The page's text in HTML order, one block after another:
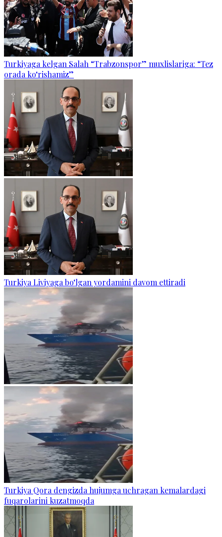
Turkiyaga kelgan Salah “Trabzonspor” muxlislariga: “Tez
orada ko‘rishamiz”
Turkiya Liviyaga bo‘lgan yordamini davom ettiradi
Turkiya Qora dengizda hujumga uchragan kemalardagi
fuqarolarini kuzatmoqda